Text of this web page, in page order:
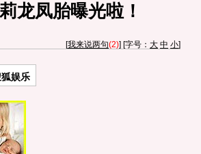
龙凤胎曝光啦！
[我来说两句(2)] [字号： 大 中 小]
娱乐